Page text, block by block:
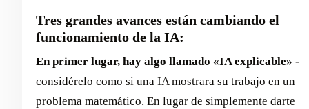
Tres grandes avances están cambiando el
funcionamiento de la IA:
En primer lugar, hay algo llamado «IA explicable» -
considérelo como si una IA mostrara su trabajo en un
problema matemático. En lugar de simplemente darte